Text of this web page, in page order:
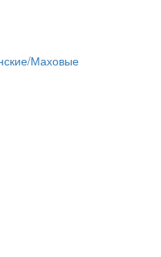
Маховые